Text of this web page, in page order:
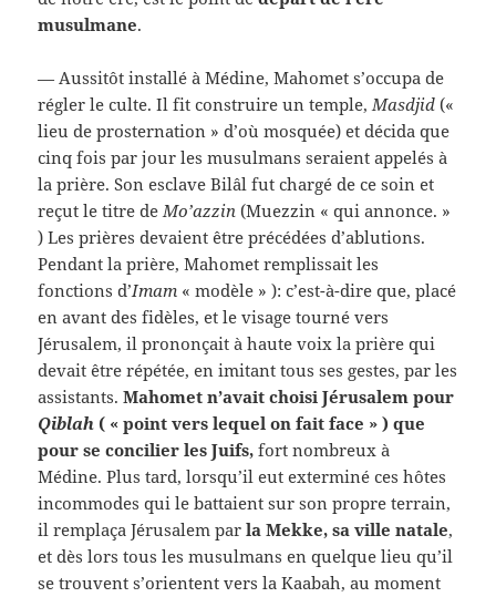
musulmane.
— Aussitôt installé à Médine, Mahomet s’occupa de
régler le culte. Il fit construire un temple,Masdjid («
lieu de prosternation » d’où mosquée) et décida que
cinq fois par jour les musulmans seraient appelés à
la prière. Son esclave Bilâl fut chargé de ce soin et
reçut le titre deMo’azzin (Muezzin « qui annonce. »
) Les prières devaient être précédées d’ablutions.
Pendant la prière, Mahomet remplissait les
fonctions d’Imam « modèle » ): c’est-à-dire que, placé
en avant des fidèles, et le visage tourné vers
Jérusalem, il prononçait à haute voix la prière qui
devait être répétée, en imitant tous ses gestes, par les
assistants.Mahomet n’avait choisi Jérusalem pour
Qiblah ( « point vers lequel on fait face » ) que
pour se concilier les Juifs,fort nombreux à
Médine. Plus tard, lorsqu’il eut exterminé ces hôtes
incommodes qui le battaient sur son propre terrain,
il remplaça Jérusalem par la Mekke, sa ville natale,
et dès lors tous les musulmans en quelque lieu qu’il
se trouvent s’orientent vers la Kaabah, au moment